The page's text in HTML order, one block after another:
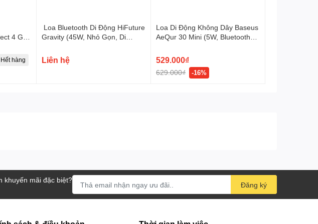
4 Go
Hết hàng
Loa Bluetooth Di Động HiFuture
Gravity (45W, Nhỏ Gọn, Di
Bass)
Liên hệ
Loa Di Động Không Dây Baseus
AeQur 30 Mini (5W, Bluetooth
Enhancement)
529.000₫
629.000₫ -16%
khuyến mãi đặc biệt?
Đăng ký